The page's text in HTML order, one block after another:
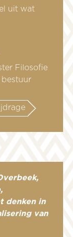
uit wat
Filosofie
denken in
van